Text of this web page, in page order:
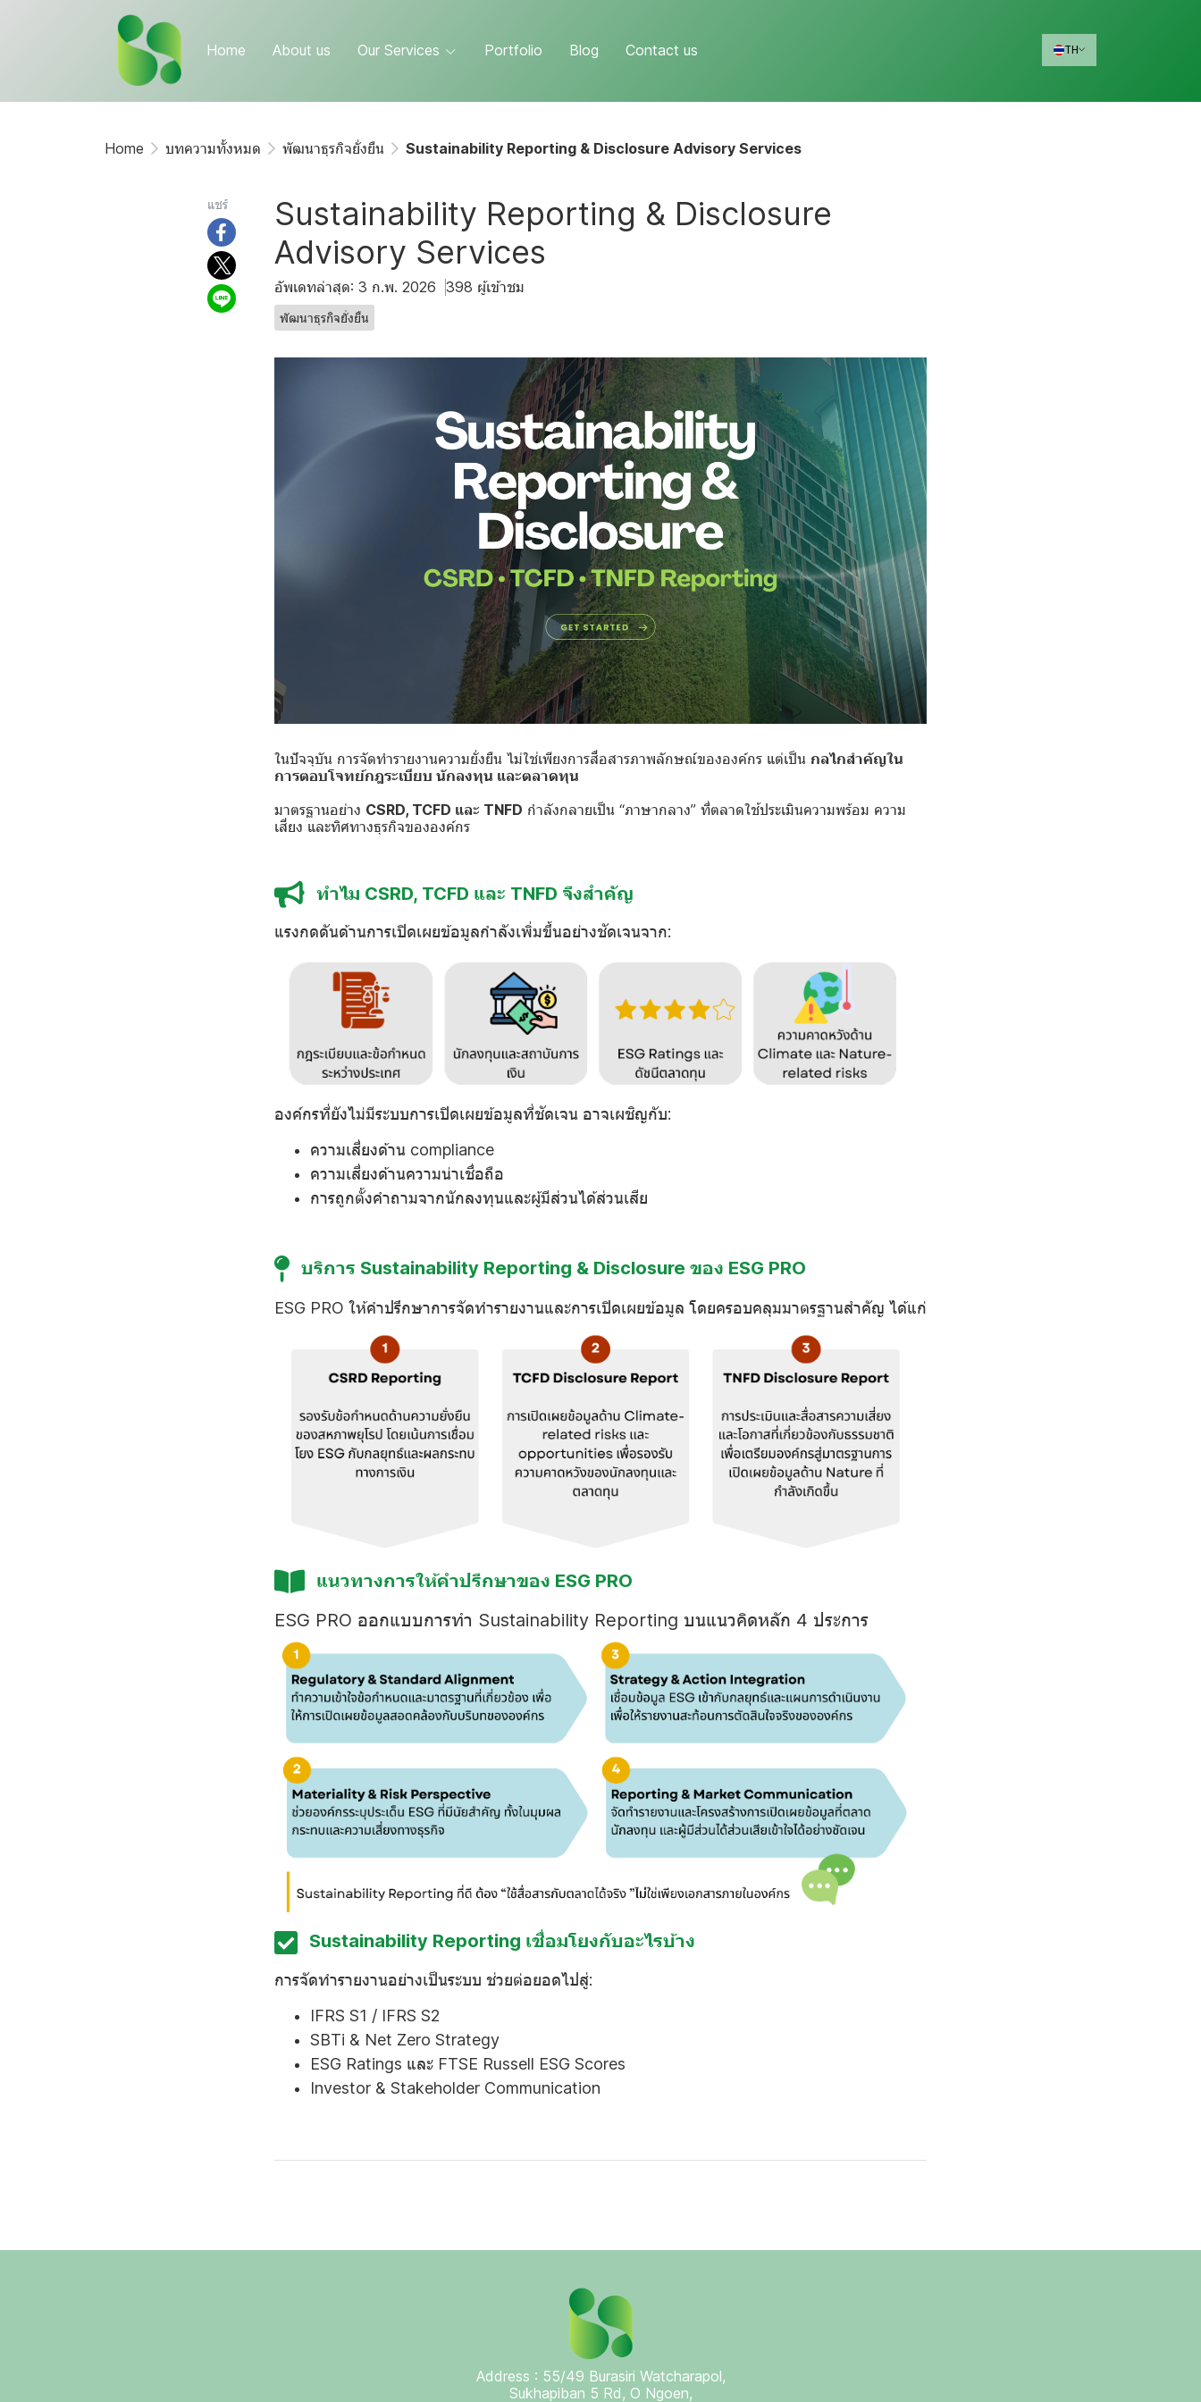
Home About us Our Services Portfolio Blog Contact us TH
Home บทความทั้งหมด พัฒนาธุรกิจยั่งยืน Sustainability Reporting & Disclosure Advisory Services
แชร์
Sustainability Reporting & Disclosure
Advisory Services
อัพเดทล่าสุด: 3 ก.พ. 2026 398 ผู้เข้าชม
พัฒนาธุรกิจยั่งยืน
ในปัจจุบัน การจัดทำรายงานความยั่งยืน ไม่ใช่เพียงการสื่อสารภาพลักษณ์ขององค์กร แต่เป็น กลไกสำคัญใน
การตอบโจทย์กฎระเบียบ นักลงทุน และตลาดทุน
มาตรฐานอย่าง CSRD, TCFD และ TNFD กำลังกลายเป็น “ภาษากลาง” ที่ตลาดใช้ประเมินความพร้อม ความ
เสี่ยง และทิศทางธุรกิจขององค์กร
ทำไม CSRD, TCFD และ TNFD จึงสำคัญ
แรงกดดันด้านการเปิดเผยข้อมูลกำลังเพิ่มขึ้นอย่างชัดเจนจาก:
องค์กรที่ยังไม่มีระบบการเปิดเผยข้อมูลที่ชัดเจน อาจเผชิญกับ:
ความเสี่ยงด้าน compliance
ความเสี่ยงด้านความน่าเชื่อถือ
การถูกตั้งคำถามจากนักลงทุนและผู้มีส่วนได้ส่วนเสีย
บริการ Sustainability Reporting & Disclosure ของ ESG PRO
ESG PRO ให้คำปรึกษาการจัดทำรายงานและการเปิดเผยข้อมูล โดยครอบคลุมมาตรฐานสำคัญ ได้แก่
แนวทางการให้คำปรึกษาของ ESG PRO
ESG PRO ออกแบบการทำ Sustainability Reporting บนแนวคิดหลัก 4 ประการ
Sustainability Reporting เชื่อมโยงกับอะไรบ้าง
การจัดทำรายงานอย่างเป็นระบบ ช่วยต่อยอดไปสู่:
IFRS S1 / IFRS S2
SBTi & Net Zero Strategy
ESG Ratings และ FTSE Russell ESG Scores
Investor & Stakeholder Communication
Address : 55/49 Burasiri Watcharapol,
Sukhapiban 5 Rd, O Ngoen,